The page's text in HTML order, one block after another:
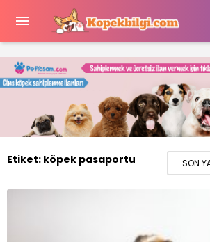

Etiket: köpek pasaportu